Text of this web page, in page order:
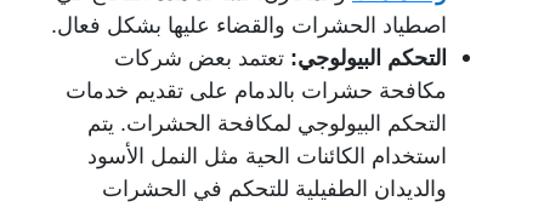
اصطياد الحشرات والقضاء عليها بشكل فعال.
التحكم البيولوجي: تعتمد بعض شركات
مكافحة حشرات بالدمام على تقديم خدمات
التحكم البيولوجي لمكافحة الحشرات. يتم
استخدام الكائنات الحية مثل النمل الأسود
والديدان الطفيلية للتحكم في الحشرات